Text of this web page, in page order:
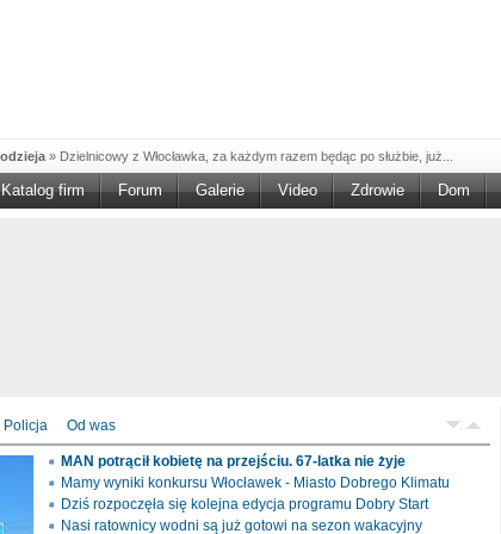
» Dzielnicowy z Włocławka, za każdym razem będąc po służbie, już...
w NGO'»Ruszył nabór w konkursie „Wsparcie Organizacji Wolontariatu w NGO –
» Od czerwca rozpoczął się nowy okres świadczeniowy 800 plus, który
» Policjanci ruchu drogowego przeprowadzili na drogach Włocławka i
Katalog firm Forum Galerie Video Zdrowie Dom
Policja Od was
MAN potrącił kobietę na przejściu. 67-latka nie żyje
Mamy wyniki konkursu Włocławek - Miasto Dobrego Klimatu
Dziś rozpoczęła się kolejna edycja programu Dobry Start
Nasi ratownicy wodni są już gotowi na sezon wakacyjny